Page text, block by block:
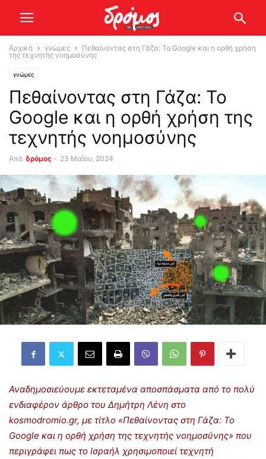
Αρχική γνώμες
Πεθαίνοντας στη Γάζα: Το Google και η ορθή χρήση
της τεχνητής νοημοσύνης
γνώμες
Πεθαίνοντας στη Γάζα: Το
Google και η ορθή χρήση της
τεχνητής νοημοσύνης
Από δρόμος - 23 Μαΐου, 2024
Αναδημοσιεύουμε εκτεταμένα αποσπάσματα από το πολύ
ενδιαφέρον άρθρο του Δημήτρη Λένη στο
kosmodromio.gr, με τίτλο «Πεθαίνοντας στη Γάζα: Το
Google και η ορθή χρήση της τεχνητής νοημοσύνης» που
περιγράφει πως το Ισραήλ χρησιμοποιεί τεχνητή